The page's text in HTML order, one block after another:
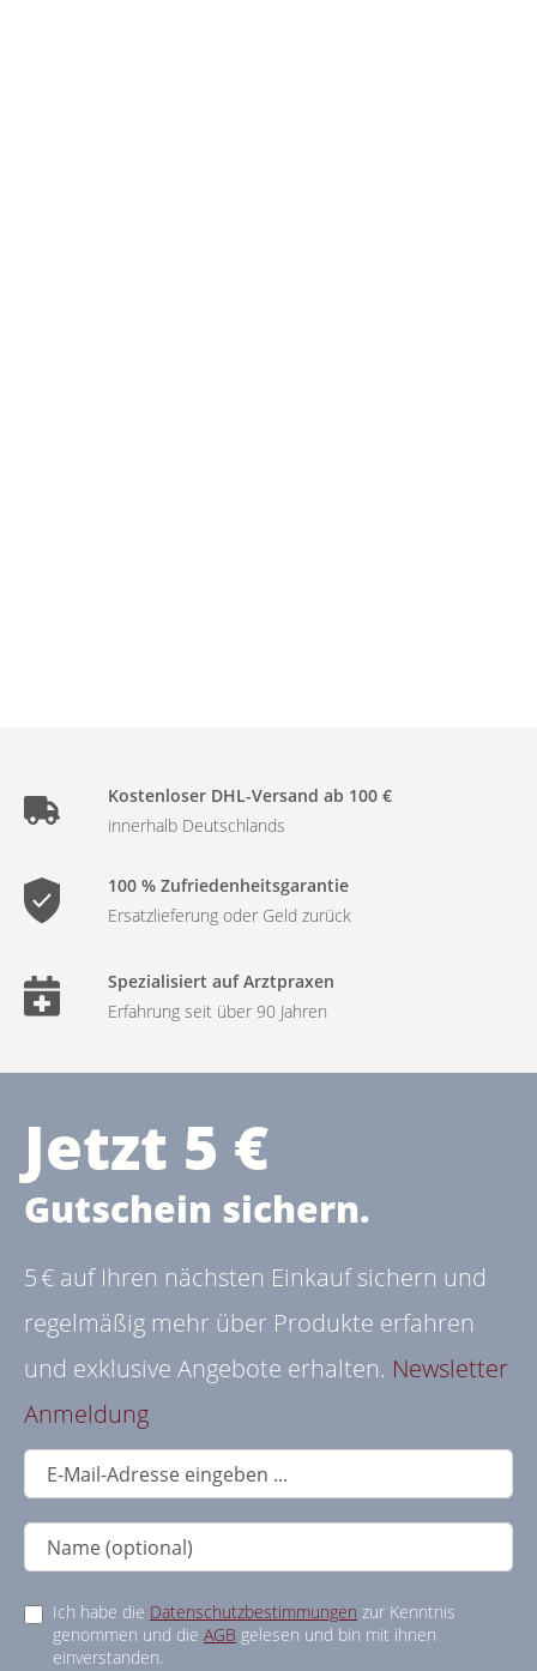
Kostenloser DHL-Versand ab 100 €
innerhalb Deutschlands
100 % Zufriedenheitsgarantie
Ersatzlieferung oder Geld zurück
Spezialisiert auf Arztpraxen
Erfahrung seit über 90 Jahren
Jetzt 5 €
Gutschein sichern.
5 € auf Ihren nächsten Einkauf sichern und
regelmäßig mehr über Produkte erfahren
und exklusive Angebote erhalten. Newsletter
Anmeldung
Ich habe die Datenschutzbestimmungen zur Kenntnis
genommen und die AGB gelesen und bin mit ihnen
einverstanden.